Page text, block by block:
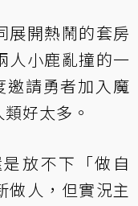
展開熱鬧的套房
人小鹿亂撞的一
邀請勇者加入魔
好太多。
放不下「做自
做人，但實況主